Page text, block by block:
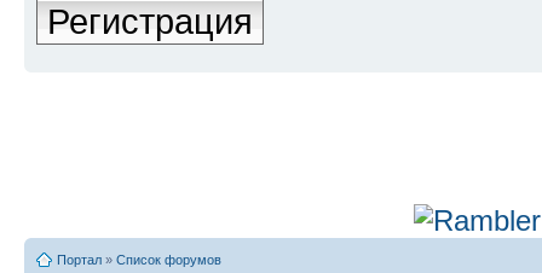
Регистрация
Портал » Список форумов